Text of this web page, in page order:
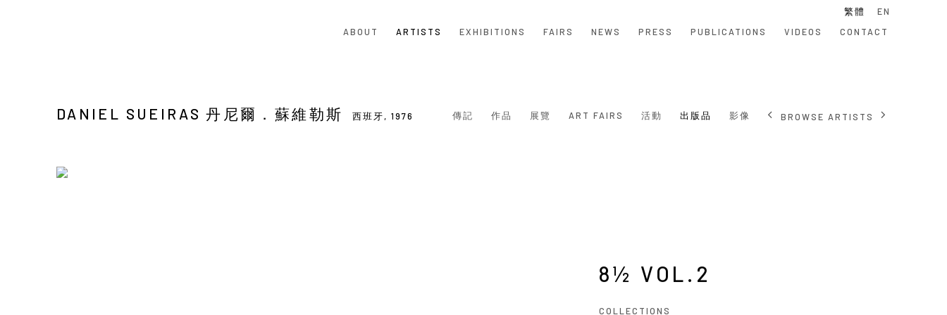
ABOUT ARTISTS EXHIBITIONS FAIRS NEWS PRESS PUBLICATIONS VIDEOS CONTACT
繁體 EN
DANIEL SUEIRAS 丹尼爾．蘇維勒斯 西班牙, 1976 傳記 作品 展覽 ART FAIRS 活動 出版品 影像 BROWSE ARTISTS
8½ VOL.2
COLLECTIONS